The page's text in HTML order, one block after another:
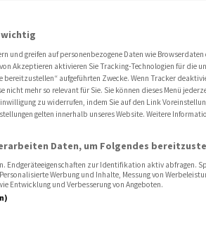
Kopfzerbrechen
und greifen auf personenbezogene Daten wie
Akzeptieren aktivieren Sie Tracking-Technologien für die
bereitzustellen“ aufgeführten Zwecke. Wenn Tracker
nicht mehr so relevant für Sie. Sie können dieses Menü
zu widerrufen, indem Sie auf den Link
gelten innerhalb unseres Website. Weitere
Daten, um Folgendes
Endgeräteeigenschaften zur Identifikation aktiv abfragen.
Werbung und Inhalte, Messung von
Entwicklung und Verbesserung von Angeboten.